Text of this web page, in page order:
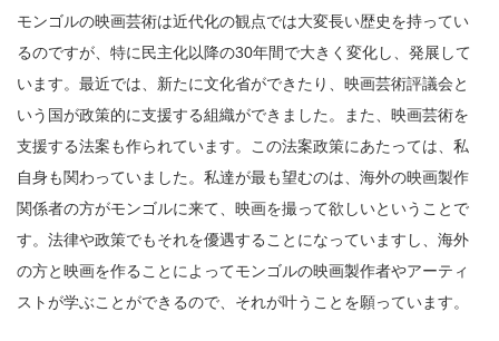
モンゴルの映画芸術は近代化の観点では大変長い歴史を持ってい
るのですが、特に民主化以降の30年間で大きく変化し、発展して
います。最近では、新たに文化省ができたり、映画芸術評議会と
いう国が政策的に支援する組織ができました。また、映画芸術を
支援する法案も作られています。この法案政策にあたっては、私
自身も関わっていました。私達が最も望むのは、海外の映画製作
関係者の方がモンゴルに来て、映画を撮って欲しいということで
す。法律や政策でもそれを優遇することになっていますし、海外
の方と映画を作ることによってモンゴルの映画製作者やアーティ
ストが学ぶことができるので、それが叶うことを願っています。